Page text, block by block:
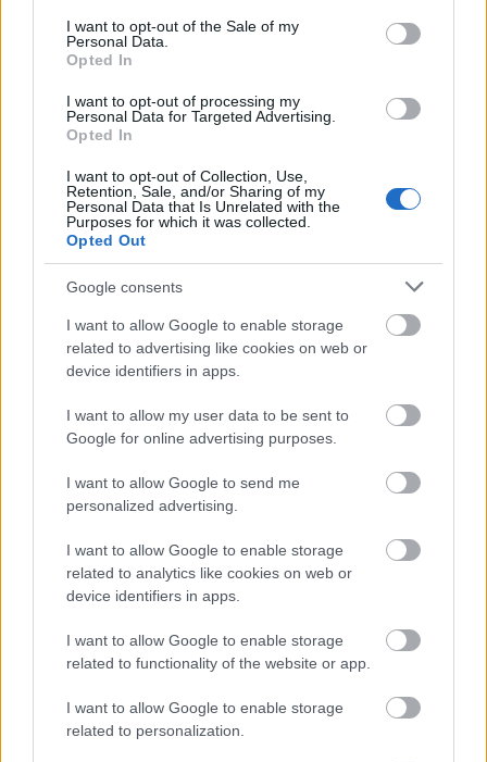
consent section.
I want to opt-out of the Sale of my
Personal Data.
Opted In
I want to opt-out of processing my
Personal Data for Targeted Advertising.
Opted In
I want to opt-out of Collection, Use,
Retention, Sale, and/or Sharing of my
Personal Data that Is Unrelated with the
Purposes for which it was collected.
Opted Out
Google consents
I want to allow Google to enable storage
related to advertising like cookies on web or
device identifiers in apps.
I want to allow my user data to be sent to
Google for online advertising purposes.
I want to allow Google to send me
personalized advertising.
I want to allow Google to enable storage
related to analytics like cookies on web or
device identifiers in apps.
I want to allow Google to enable storage
related to functionality of the website or app.
I want to allow Google to enable storage
related to personalization.
KONTAKT
REDAKCJA
POLITYKA PRYWATNOŚCI
Urządzenia
SMARTFONY
TABLETY
WEARABLE
Recenzje
Porównania
Porady
Promocje
FinTech
Hardware PC